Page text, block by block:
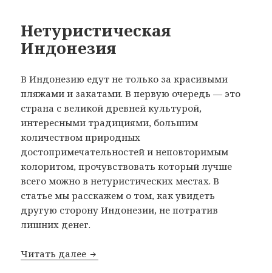
Нетуристическая
Индонезия
В Индонезию едут не только за красивыми
пляжами и закатами. В первую очередь — это
страна с великой древней культурой,
интересными традициями, большим
количеством природных
достопримечательностей и неповторимым
колоритом, прочувствовать который лучше
всего можно в нетуристических местах. В
статье мы расскажем о том, как увидеть
другую сторону Индонезии, не потратив
лишних денег.
Читать далее Нетуристическая Индонезия